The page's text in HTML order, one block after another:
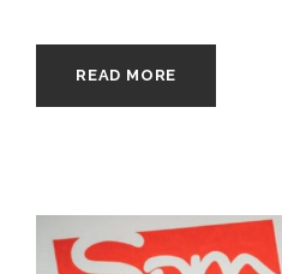
READ MORE